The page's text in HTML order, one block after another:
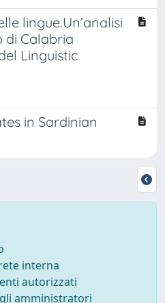
lingue.Un’analisi
di Calabria
Linguistic
in Sardinian
interna
autorizzati
amministratori